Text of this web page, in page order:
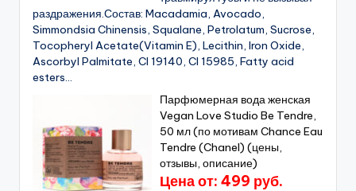
раздражения.Состав: Macadamia, Avocado,
Simmondsia Chinensis, Squalane, Petrolatum, Sucrose,
Tocopheryl Acetate(Vitamin E), Lecithin, Iron Oxide,
Ascorbyl Palmitate, CI 19140, CI 15985, Fatty acid
esters...
Парфюмерная вода женская
Vegan Love Studio Be Tendre,
50 мл (по мотивам Chance Eau
Tendre (Chanel) (цены,
отзывы, описание)
Цена от: 499 руб.